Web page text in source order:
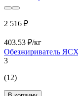
2 516 ₽
403.53 ₽/кг
Обезжириватель
3
(12)